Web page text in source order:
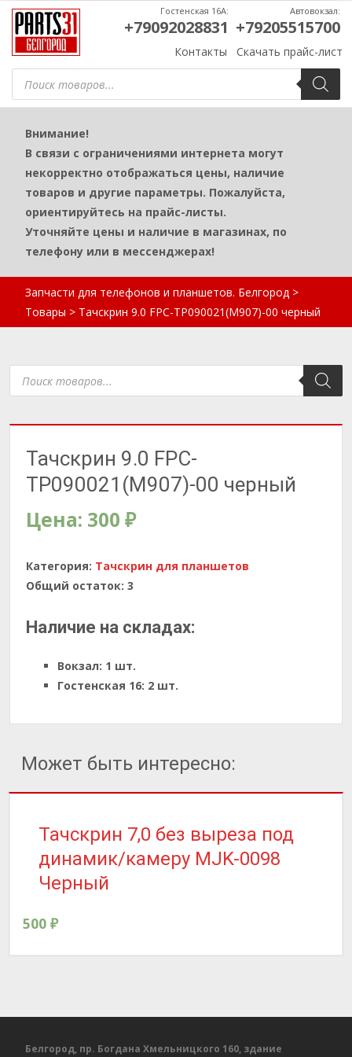
Поиск
товаров
Контакты Скачать прайс-лист
Гостенская 16А:
+79092028831
Автовокзал:
+79205515700
Внимание!
В связи с ограничениями интернета могут
некорректно отображаться цены, наличие
товаров и другие параметры. Пожалуйста,
ориентируйтесь на прайс-листы.
Уточняйте цены и наличие в магазинах, по
телефону или в мессенджерах!
Запчасти для телефонов и планшетов. Белгород >
Товары > Тачскрин 9.0 FPC-TP090021(M907)-00 черный
Поиск
товаров
Тачскрин 9.0 FPC-
TP090021(M907)-00 черный
Цена: 300 ₽
Категория: Тачскрин для планшетов
Общий остаток: 3
Наличие на складах:
Вокзал: 1 шт.
Гостенская 16: 2 шт.
Может быть интересно:
Тачскрин 7,0 без выреза под
динамик/камеру MJK-0098
Черный
500 ₽
Белгород, пр. Богдана Хмельницкого 160, здание